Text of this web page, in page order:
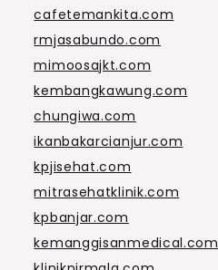
cafetemankita.com
rmjasabundo.com
mimoosajkt.com
kembangkawung.com
chungiwa.com
ikanbakarcianjur.com
kpjisehat.com
mitrasehatklinik.com
kpbanjar.com
kemanggisanmedical.com